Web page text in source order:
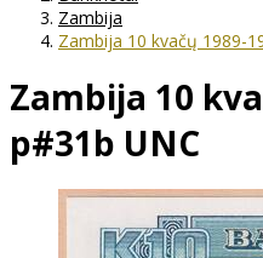
Zambija
Zambija 10 kvačų 1989-
Zambija 10
p#31b UNC